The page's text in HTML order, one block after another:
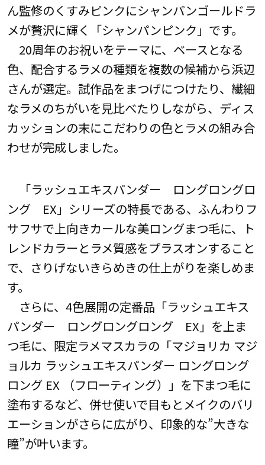
ん監修のくすみピンクにシャンパンゴールドラ
メが贅沢に輝く「シャンパンピンク」です。
20周年のお祝いをテーマに、ベースとなる
色、配合するラメの種類を複数の候補から浜辺
さんが選定。試作品をまつげにつけたり、繊細
なラメのちがいを見比べたりしながら、ディス
カッションの末にこだわりの色とラメの組み合
わせが完成しました。
「ラッシュエキスパンダー ロングロングロ
ング EX」シリーズの特長である、ふんわりフ
サフサで上向きカールな美ロングまつ毛に、ト
レンドカラーとラメ質感をプラスオンすること
で、さりげないきらめきの仕上がりを楽しめま
す。
さらに、4色展開の定番品「ラッシュエキス
パンダー ロングロングロング EX」を上ま
つ毛に、限定ラメマスカラの「マジョリカ マジ
ョルカ ラッシュエキスパンダー ロングロング
ロング EX （フローティング）」を下まつ毛に
塗布するなど、併せ使いで目もとメイクのバリ
エーションがさらに広がり、印象的な”大きな
瞳”が叶います。